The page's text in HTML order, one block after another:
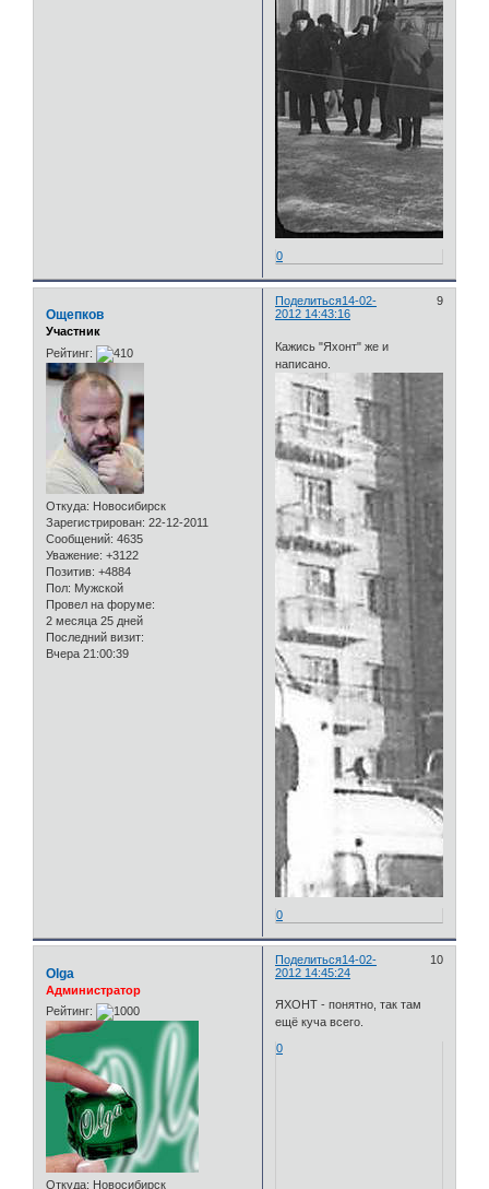
0
Поделиться 9
14-02-
2012 14:43:16
Ощепков
Участник
Рейтинг:
Откуда: Новосибирск
Зарегистрирован: 22-12-2011
Сообщений: 4635
Уважение: +3122
Позитив: +4884
Пол: Мужской
Провел на форуме:
2 месяца 25 дней
Последний визит:
Вчера 21:00:39
Кажись "Яхонт" же и
написано.
0
Поделиться 10
14-02-
2012 14:45:24
Olga
Администратор
Рейтинг:
Откуда: Новосибирск
ЯХОНТ - понятно, так там
ещё куча всего.
0